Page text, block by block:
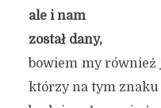
ale inam
został dany,
bowiem my również
którzy na tym znaku